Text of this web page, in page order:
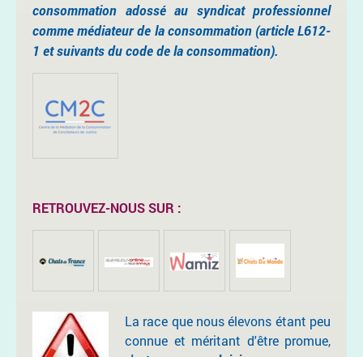
consommation adossé au syndicat professionnel
comme médiateur de la consommation (article L612-
1 et suivants du code de la consommation).
RETROUVEZ-NOUS SUR :
La race que nous élevons étant peu
connue et méritant d'être promue,